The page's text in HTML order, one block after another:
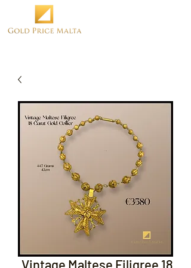
Vintage Maltese Filigree 18